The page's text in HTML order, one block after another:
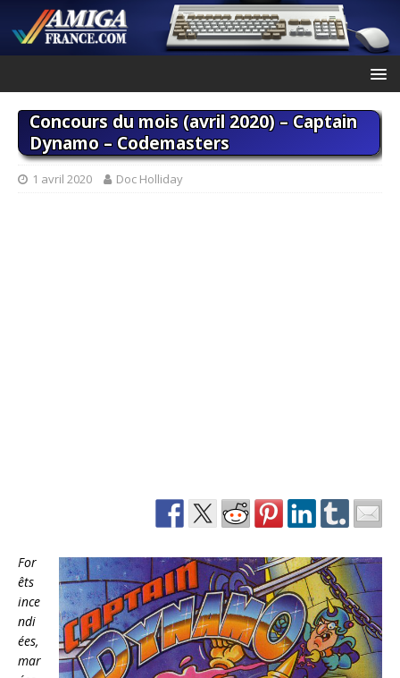
Concours du mois (avril 2020) – Captain
Dynamo – Codemasters
1 avril 2020 Doc Holliday
For
êts
ince
ndi
ées,
mar